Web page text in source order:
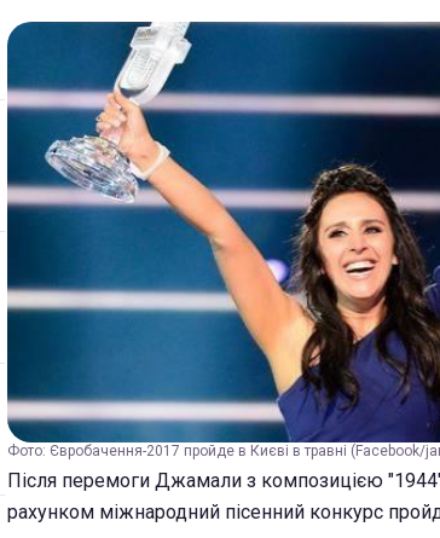
Фото: Євробачення-2017 пройде в Києві в травні (Facebook/
Після перемоги Джамали з композицією
рахунком міжнародний пісенний конкурс